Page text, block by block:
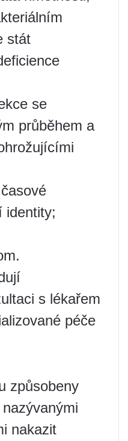
stát
se
průběhem a
identity;
s lékařem
péče
způsobeny
nakazit